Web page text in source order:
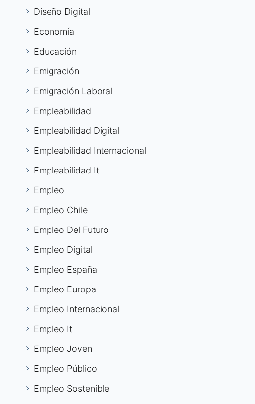
Diseño Digital
Economía
Educación
Emigración
Emigración Laboral
Empleabilidad
Empleabilidad Digital
Empleabilidad Internacional
Empleabilidad It
Empleo
Empleo Chile
Empleo Del Futuro
Empleo Digital
Empleo España
Empleo Europa
Empleo Internacional
Empleo It
Empleo Joven
Empleo Público
Empleo Sostenible